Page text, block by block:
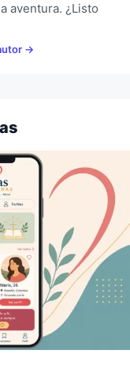
aventura. ¿Listo